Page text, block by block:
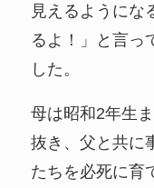
見えるようにな
るよ！」と言っ
した。
母は昭和2年生
抜き、父と共に
たちを必死に育